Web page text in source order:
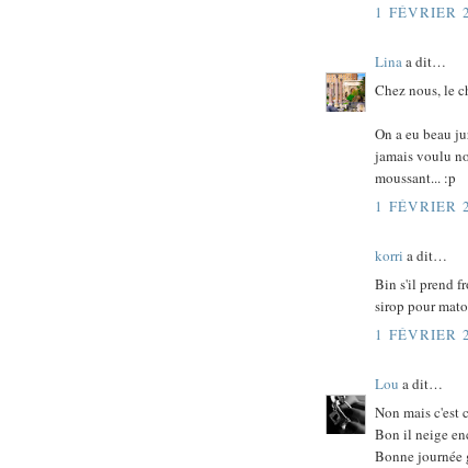
1 FÉVRIER
Linaa dit…
Chez nous, le
On a eu beau
jamais voulu
moussant... :p
1 FÉVRIER
korri a dit…
Bin s'il prend
sirop pour
1 FÉVRIER
Lou a dit…
Non mais c'est
Bon il neige
Bonne journée